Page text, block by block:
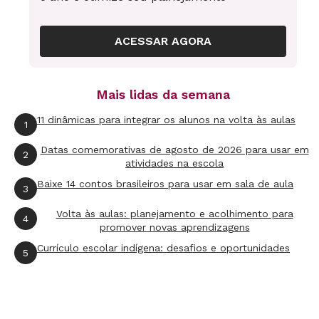
Nessa reflexão, lembrei de quatro diferentes
transformador, um triste e um emocionante.
Veja a seguir:
Foi difícil
Lidar com as turmas multisseriadas. Passei por
elas no início da minha carreira, em zonas
rurais distantes, de difícil acesso. Eram alunos
do 1º ao 5º anos reunidos na mesma sala e no
ACESSAR AGORA
Mais lidas da semana
1 11 dinâmicas para integrar os alunos na volta às aulas
2
Datas comemorativas de agosto de 2026 para usar em
atividades na escola
3 Baixe 14 contos brasileiros para usar em sala de aula
4
Volta às aulas: planejamento e acolhimento para
promover novas aprendizagens
5 Currículo escolar indígena: desafios e oportunidades